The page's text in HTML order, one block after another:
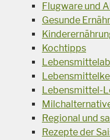
Flugware und
Gesunde
Kochtipps
Lebensmittel-
Regional und
Rezepte der